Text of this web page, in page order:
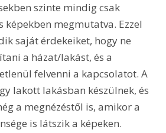
szinte mindig csak
képekben megmutatva. Ezzel
saját érdekeiket, hogy ne
a házat/lakást, és a
felvenni a kapcsolatot. A
lakott lakásban készülnek, és
a megnézéstől is, amikor a
is látszik a képeken.